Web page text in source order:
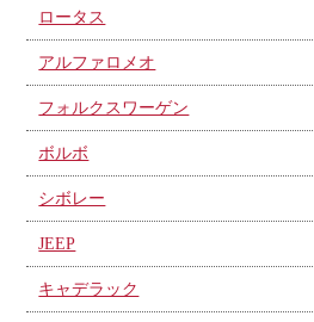
ロータス
アルファロメオ
フォルクスワーゲン
ボルボ
シボレー
JEEP
キャデラック